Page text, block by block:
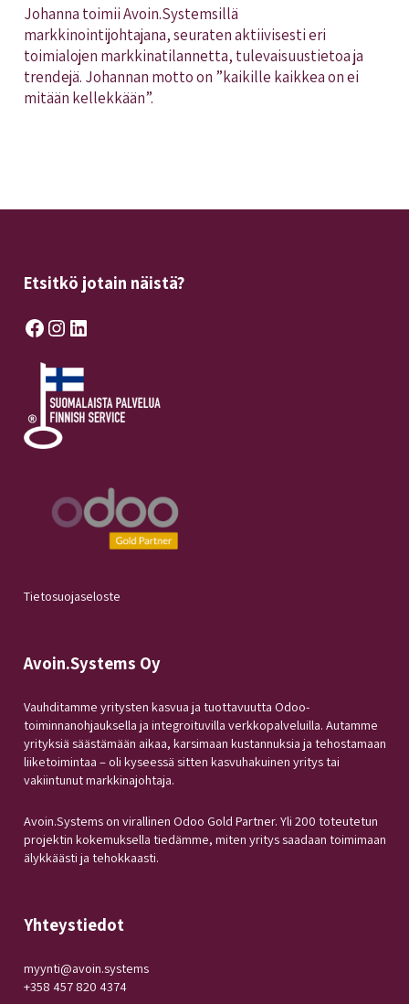
Johanna toimii Avoin.Systemsillä
markkinointijohtajana, seuraten aktiivisesti eri
toimialojen markkinatilannetta, tulevaisuustietoa ja
trendejä. Johannan motto on ”kaikille kaikkea on ei
mitään kellekkään”.
Etsitkö jotain näistä?
Facebook Instagram LinkedIn
Tietosuojaseloste
Avoin.Systems Oy
Vauhditamme yritysten kasvua ja tuottavuutta Odoo-
toiminnanohjauksella ja integroituvilla verkkopalveluilla. Autamme
yrityksiä säästämään aikaa, karsimaan kustannuksia ja tehostamaan
liiketoimintaa – oli kyseessä sitten kasvuhakuinen yritys tai
vakiintunut markkinajohtaja.
Avoin.Systems on virallinen Odoo Gold Partner. Yli 200 toteutetun
projektin kokemuksella tiedämme, miten yritys saadaan toimimaan
älykkäästi ja tehokkaasti.
Yhteystiedot
myynti@avoin.systems
+358 457 820 4374